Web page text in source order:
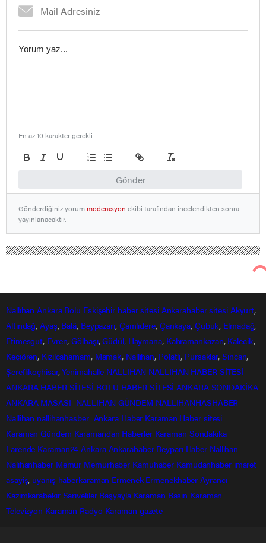
Gönder
En az 10 karakter gerekli
Gönderdiğiniz yorummoderasyon ekibi tarafından incelendikten sonra
yayınlanacaktır.
Bitlis’teki fabrika okuldan karşılanıyor